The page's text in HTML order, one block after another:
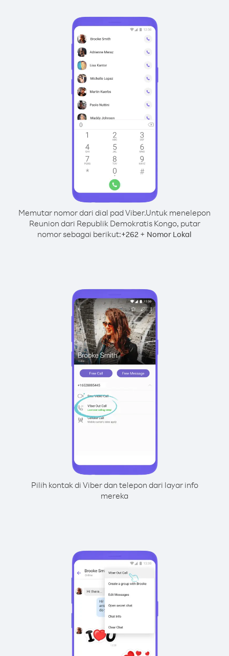
Memutar nomor dari dial pad Viber.Untuk menelepon
Reunion dari Republik Demokratis Kongo, putar
nomor sebagai berikut:+262 + Nomor Lokal
Pilih kontak di Viber dan telepon dari layar info
mereka